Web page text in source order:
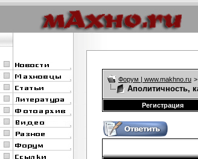
Форум | www.makhno.ru >
Аполитичность,
Регистрация